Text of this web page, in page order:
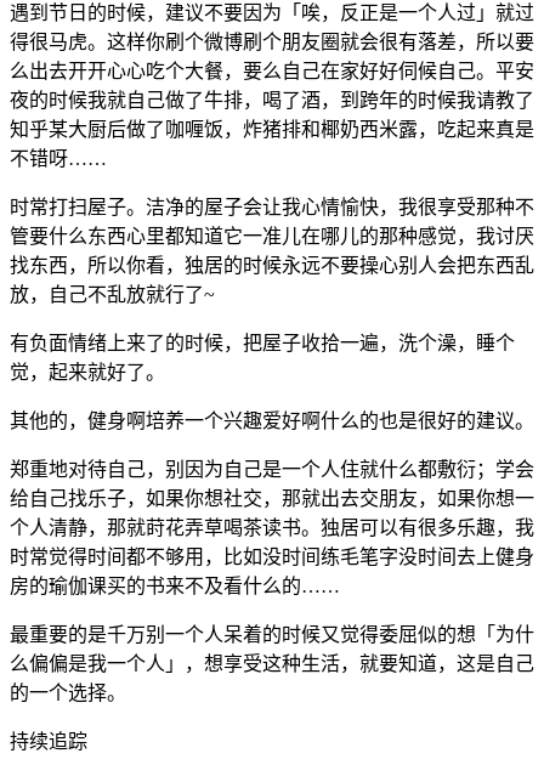
遇到节日的时候，建议不要因为「唉，反正是一个人过」就过
得很马虎。这样你刷个微博刷个朋友圈就会很有落差，所以要
么出去开开心心吃个大餐，要么自己在家好好伺候自己。平安
夜的时候我就自己做了牛排，喝了酒，到跨年的时候我请教了
知乎某大厨后做了咖喱饭，炸猪排和椰奶西米露，吃起来真是
不错呀……
时常打扫屋子。洁净的屋子会让我心情愉快，我很享受那种不
管要什么东西心里都知道它一准儿在哪儿的那种感觉，我讨厌
找东西，所以你看，独居的时候永远不要操心别人会把东西乱
放，自己不乱放就行了~
有负面情绪上来了的时候，把屋子收拾一遍，洗个澡，睡个
觉，起来就好了。
其他的，健身啊培养一个兴趣爱好啊什么的也是很好的建议。
郑重地对待自己，别因为自己是一个人住就什么都敷衍；学会
给自己找乐子，如果你想社交，那就出去交朋友，如果你想一
个人清静，那就莳花弄草喝茶读书。独居可以有很多乐趣，我
时常觉得时间都不够用，比如没时间练毛笔字没时间去上健身
房的瑜伽课买的书来不及看什么的……
最重要的是千万别一个人呆着的时候又觉得委屈似的想「为什
么偏偏是我一个人」，想享受这种生活，就要知道，这是自己
的一个选择。
持续追踪